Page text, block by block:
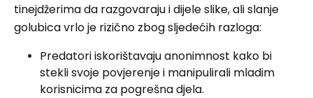
tinejdžerima da razgovaraju i dijele slike, ali slanje
golubica vrlo je rizično zbog sljedećih razloga:
Predatori iskorištavaju anonimnost kako bi
stekli svoje povjerenje i manipulirali mladim
korisnicima za pogrešna djela.